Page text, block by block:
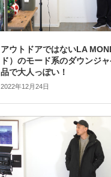
アウトドアではないLA
ド）のモード系のダウンジ
品で大人っぽい！
2022年12月24日